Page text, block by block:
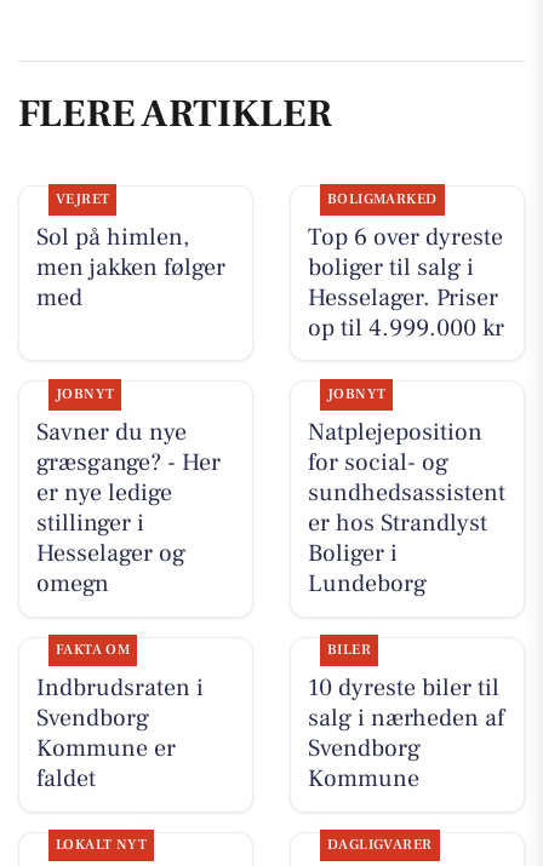
FLERE ARTIKLER
VEJRET
Sol på himlen,
men jakken følger
med
BOLIGMARKED
Top 6 over dyreste
boliger til salg i
Hesselager. Priser
op til 4.999.000 kr
JOBNYT
Savner du nye
græsgange? - Her
er nye ledige
stillinger i
Hesselager og
omegn
JOBNYT
Natplejeposition
for social- og
sundhedsassistent
er hos Strandlyst
Boliger i
Lundeborg
FAKTA OM
Indbrudsraten i
Svendborg
Kommune er
faldet
BILER
10 dyreste biler til
salg i nærheden af
Svendborg
Kommune
LOKALT NYT DAGLIGVARER